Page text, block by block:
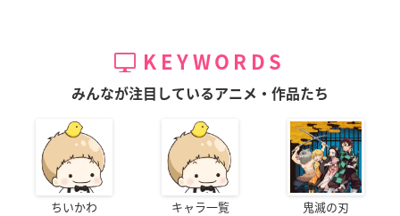
KEYWORDS
みんなが注目しているアニメ・作品たち
ちいかわ キャラ一覧 鬼滅の刃